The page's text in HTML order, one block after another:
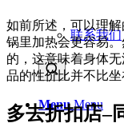
联系我们
Menu Menu
如前所述，可以理
锅里加热会更容易
的，这意味着身体
品的性价比并不比坐
多去折扣店–